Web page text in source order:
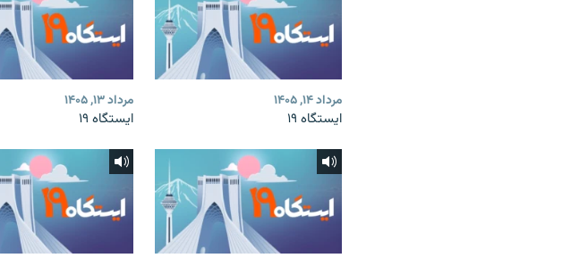
مرداد ۱۴, ۱۴۰۵
ایستگاه ۱۹
مرداد ۱۳, ۱۴۰۵
ایستگاه ۱۹